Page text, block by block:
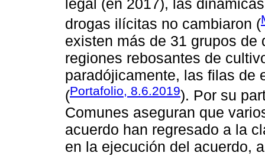
legal (en 2017), las
drogas ilícitas no cambiaron (
existen más de 31 grupos
regiones rebosantes de
paradójicamente, las filas de
(Portafolio, 8.6.2019). Por su
Comunes aseguran que
acuerdo han regresado a la
en la ejecución del acuerdo,